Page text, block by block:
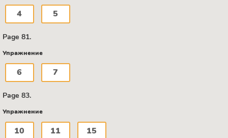
4 5
Page 81.
Упражнение
6 7
Page 83.
Упражнение
10 11 15